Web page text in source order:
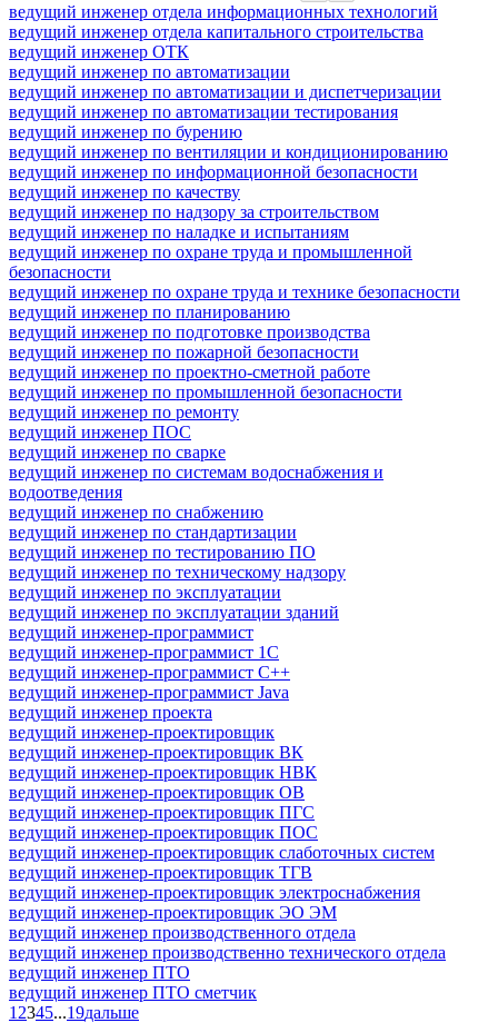
ведущий инженер отдела информационных технологий
ведущий инженер отдела капитального строительства
ведущий инженер ОТК
ведущий инженер по автоматизации
ведущий инженер по автоматизации и диспетчеризации
ведущий инженер по автоматизации тестирования
ведущий инженер по бурению
ведущий инженер по вентиляции и кондиционированию
ведущий инженер по информационной безопасности
ведущий инженер по качеству
ведущий инженер по надзору за строительством
ведущий инженер по наладке и испытаниям
ведущий инженер по охране труда и промышленной
безопасности
ведущий инженер по охране труда и технике безопасности
ведущий инженер по планированию
ведущий инженер по подготовке производства
ведущий инженер по пожарной безопасности
ведущий инженер по проектно-сметной работе
ведущий инженер по промышленной безопасности
ведущий инженер по ремонту
ведущий инженер ПОС
ведущий инженер по сварке
ведущий инженер по системам водоснабжения и
водоотведения
ведущий инженер по снабжению
ведущий инженер по стандартизации
ведущий инженер по тестированию ПО
ведущий инженер по техническому надзору
ведущий инженер по эксплуатации
ведущий инженер по эксплуатации зданий
ведущий инженер-программист
ведущий инженер-программист 1С
ведущий инженер-программист C++
ведущий инженер-программист Java
ведущий инженер проекта
ведущий инженер-проектировщик
ведущий инженер-проектировщик ВК
ведущий инженер-проектировщик НВК
ведущий инженер-проектировщик ОВ
ведущий инженер-проектировщик ПГС
ведущий инженер-проектировщик ПОС
ведущий инженер-проектировщик слаботочных систем
ведущий инженер-проектировщик ТГВ
ведущий инженер-проектировщик электроснабжения
ведущий инженер-проектировщик ЭО ЭМ
ведущий инженер производственного отдела
ведущий инженер производственно технического отдела
ведущий инженер ПТО
ведущий инженер ПТО сметчик
1 2345...19дальше